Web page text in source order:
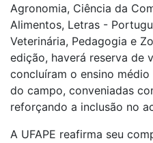
Agronomia, Ciência da
Alimentos, Letras -
Veterinária, Pedagogia e
edição, haverá reserva de
concluíram o ensino
do campo, conveniadas
reforçando a inclusão no
A UFAPE reafirma seu